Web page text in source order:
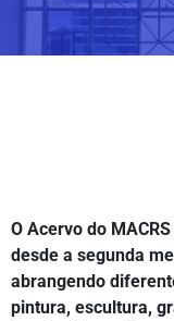
O Acervo do
desde a segunda
abrangendo
pintura, escultura,